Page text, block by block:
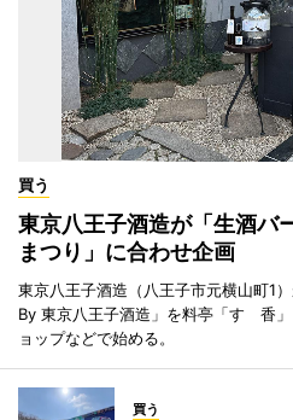
買う
東京八王子酒造が「生酒
まつり」に合わせ企画
東京八王子酒造（八王子市元横山町1
By 東京八王子酒造」を料亭「すゞ香
ョップなどで始める。
買う